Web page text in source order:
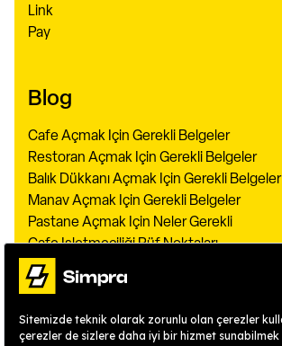
Link
Pay
Blog
Cafe Açmak Için Gerekli Belgeler
Restoran Açmak Için Gerekli Belgeler
Balık Dükkanı Açmak Için Gerekli Belgeler
Manav Açmak Için Gerekli Belgeler
Pastane Açmak Için Neler Gerekli
Cafe Işletmeciliği Püf Noktaları
Restoran Konseptleri
Kafeye Müşteri Çekme Yöntemleri
Restaurant Işletmeciliği